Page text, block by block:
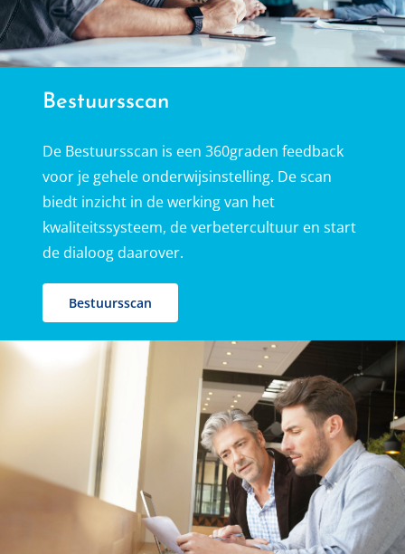
Bestuursscan
De Bestuursscan is een 360graden feedback
voor je gehele onderwijsinstelling. De scan
biedt inzicht in de werking van het
kwaliteitssysteem, de verbetercultuur en start
de dialoog daarover.
Bestuursscan